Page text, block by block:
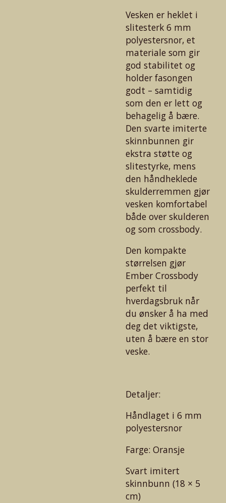
Vesken er heklet i
slitesterk 6 mm
polyestersnor, et
materiale som gir
god stabilitet og
holder fasongen
godt – samtidig
som den er lett og
behagelig å bære.
Den svarte imiterte
skinnbunnen gir
ekstra støtte og
slitestyrke, mens
den håndheklede
skulderremmen gjør
vesken komfortabel
både over skulderen
og som crossbody.
Den kompakte
størrelsen gjør
Ember Crossbody
perfekt til
hverdagsbruk når
du ønsker å ha med
deg det viktigste,
uten å bære en stor
veske.
Detaljer:
Håndlaget i 6 mm
polyestersnor
Farge: Oransje
Svart imitert
skinnbunn (18 × 5
cm)